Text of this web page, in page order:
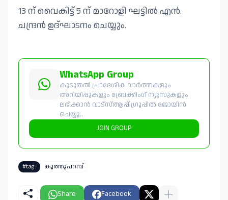
13 ന് വൈകിട്ട് 5 ന് മാറോളി ഘട്ടിൽ എൻ.
ചന്ദ്രൻ ഉദ്ഘാടനം ചെയ്യും.
WhatsApp Group
കൂടുതൽ പ്രാദേശിക വാർത്തകളും
അറിയിപ്പുകളും ബ്രേക്കിംഗ് ന്യൂസുകളും
ലഭിക്കാൻ വാട്സ്ആപ്പ് ഗ്രൂപ്പിൽ ജോയിൻ
ചെയ്യൂ..
JOIN GROUP
#tag: കൂത്തുപറമ്പ്
Share Facebook